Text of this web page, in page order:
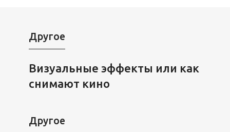
Другое
Визуальные эффекты или как
снимают кино
Другое